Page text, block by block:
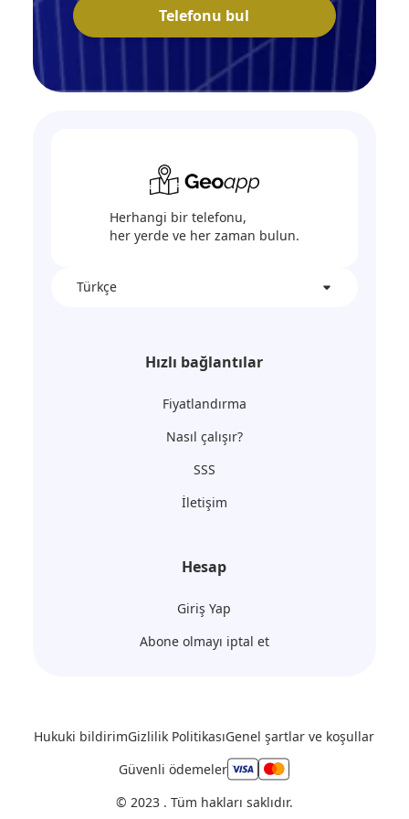
Telefonu bul
Herhangi bir telefonu,
her yerde ve her zaman bulun.
Türkçe
Hızlı bağlantılar
Fiyatlandırma
Nasıl çalışır?
SSS
İletişim
Hesap
Giriş Yap
Abone olmayı iptal et
Hukuki bildirimGizlilik PolitikasıGenel şartlar ve koşullar
Güvenli ödemeler
© 2023 . Tüm hakları saklıdır.